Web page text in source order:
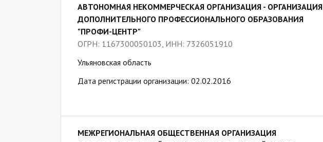
АВТОНОМНАЯ НЕКОММЕРЧЕСКАЯ ОРГАНИЗАЦИЯ - ОРГАНИЗАЦИЯ
ДОПОЛНИТЕЛЬНОГО ПРОФЕССИОНАЛЬНОГО ОБРАЗОВАНИЯ
"ПРОФИ-ЦЕНТР"
ОГРН: 1167300050103, ИНН: 7326051910
Ульяновская область
Дата регистрации организации: 02.02.2016
МЕЖРЕГИОНАЛЬНАЯ ОБЩЕСТВЕННАЯ ОРГАНИЗАЦИЯ